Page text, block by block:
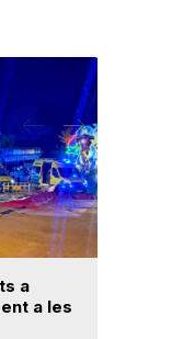
a
a les